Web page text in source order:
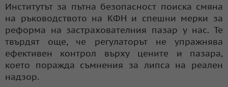
Институтът за пътна безопасност поиска смяна
на ръководството на КФН и спешни мерки за
реформа на застрахователния пазар у нас. Те
твърдят още, че регулаторът не упражнява
ефективен контрол върху цените и пазара,
което поражда съмнения за липса на реален
надзор.